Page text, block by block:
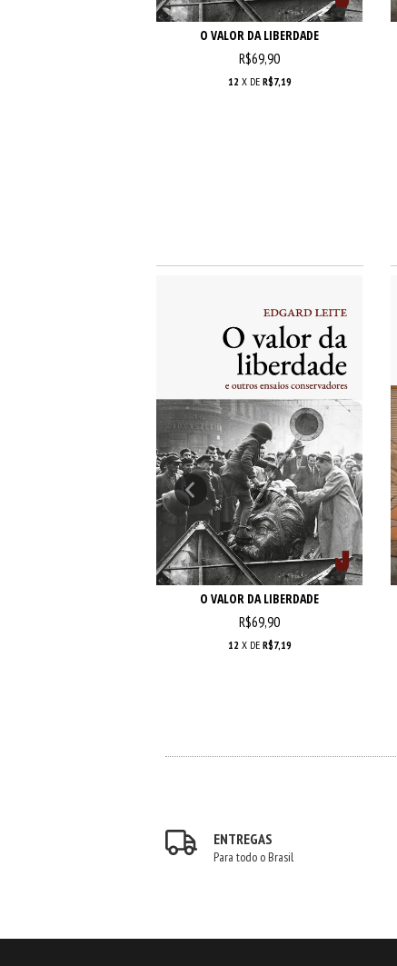
O VALOR DA LIBERDADE
R$69,90
12 X DE R$7,19
O VALOR DA LIBERDADE
R$69,90
12 X DE R$7,19
ENTREGAS
Para todo o Brasil